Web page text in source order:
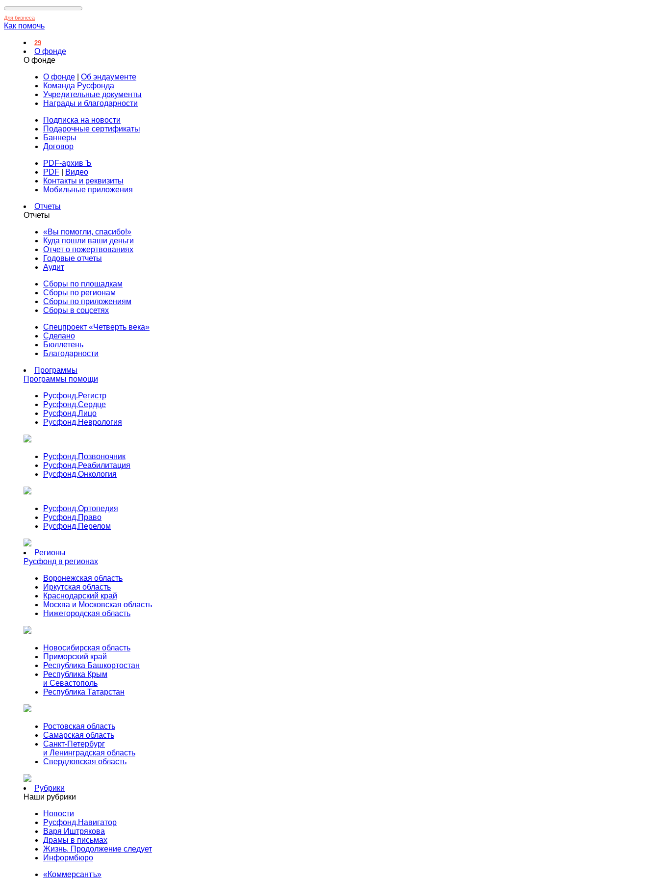
Для бизнеса
Как помочь
29
О фонде
О фонде
О фонде
Об эндаументе
Команда Русфонда
Учредительные документы
Награды и благодарности
Подписка на новости
Подарочные сертификаты
Баннеры
Договор
PDF-архив Ъ
PDF
Видео
Контакты и реквизиты
Мобильные приложения
Отчеты
Отчеты
«Вы помогли, спасибо!»
Куда пошли ваши деньги
Отчет о пожертвованиях
Годовые отчеты
Аудит
Сборы по площадкам
Сборы по регионам
Сборы по приложениям
Сборы в соцсетях
Спецпроект «Четверть века»
Сделано
Бюллетень
Благодарности
Программы
Программы помощи
Русфонд.Регистр
Русфонд.Сердце
Русфонд.Лицо
Русфонд.Неврология
Русфонд.Позвоночник
Русфонд.Реабилитация
Русфонд.Онкология
Русфонд.Ортопедия
Русфонд.Право
Русфонд.Перелом
Регионы
Русфонд в регионах
Воронежская область
Иркутская область
Краснодарский край
Москва и Московская область
Нижегородская область
Новосибирская область
Приморский край
Республика Башкортостан
Республика Крым
и Севастополь
Республика Татарстан
Ростовская область
Самарская область
Санкт-Петербург
и Ленинградская область
Свердловская область
Рубрики
Наши рубрики
Новости
Русфонд.Навигатор
Варя Иштрякова
Драмы в письмах
Жизнь. Продолжение следует
Информбюро
«Коммерсантъ»